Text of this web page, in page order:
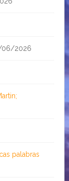
06/2026
palabras